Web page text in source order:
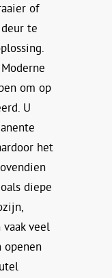
of
te
om op
U
het
diepe
veel
openen